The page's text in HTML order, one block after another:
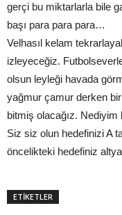
gerçi bu miktarlarla bile
başı para para para…
Velhasıl kelam
izleyeceğiz.
olsun leyleği havada
yağmur çamur derken
bitmiş olacağız. Nediyim
Siz siz olun hedefinizi A
öncelikteki hedefiniz
ETİKETLER